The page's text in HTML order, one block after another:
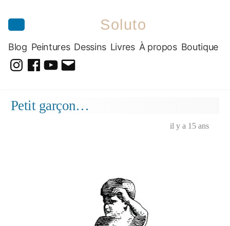
Soluto
Blog Peintures Dessins Livres À propos Boutique
Dessins
Petit garçon…
il y a 15 ans